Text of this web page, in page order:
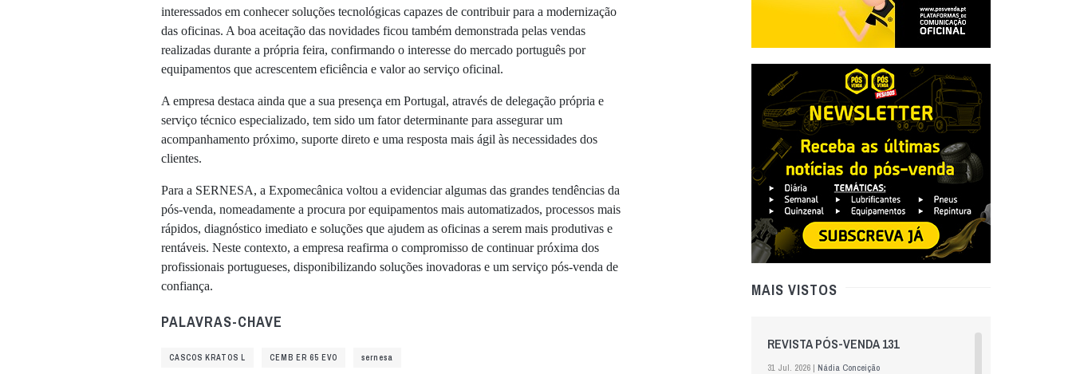
interessados em conhecer soluções tecnológicas capazes de contribuir para a modernização
das oficinas. A boa aceitação das novidades ficou também demonstrada pelas vendas
realizadas durante a própria feira, confirmando o interesse do mercado português por
equipamentos que acrescentem eficiência e valor ao serviço oficinal.
A empresa destaca ainda que a sua presença em Portugal, através de delegação própria e
serviço técnico especializado, tem sido um fator determinante para assegurar um
acompanhamento próximo, suporte direto e uma resposta mais ágil às necessidades dos
clientes.
Para a SERNESA, a Expomecânica voltou a evidenciar algumas das grandes tendências da
pós-venda, nomeadamente a procura por equipamentos mais automatizados, processos mais
rápidos, diagnóstico imediato e soluções que ajudem as oficinas a serem mais produtivas e
rentáveis. Neste contexto, a empresa reafirma o compromisso de continuar próxima dos
profissionais portugueses, disponibilizando soluções inovadoras e um serviço pós-venda de
confiança.
PALAVRAS-CHAVE
CASCOS KRATOS L CEMB ER 65 EVO sernesa
MAIS VISTOS
REVISTA PÓS-VENDA 131
31 Jul. 2026 | Nádia Conceição